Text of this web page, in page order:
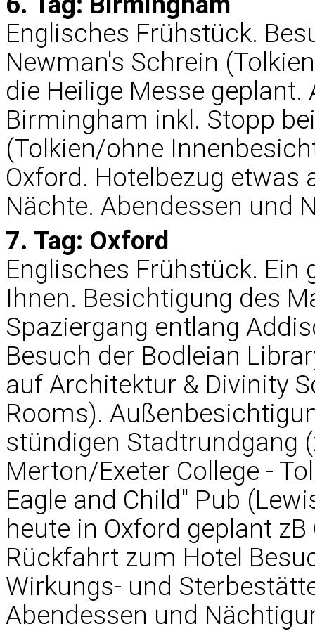
Englisches Frühstück.
Newman's Schrein
die Heilige Messe
Birmingham inkl. Stopp
(Tolkien/ohne
Oxford. Hotelbezug etwas
Nächte. Abendessen und
7. Tag: Oxford
Englisches Frühstück. Ein
Ihnen. Besichtigung des
Spaziergang entlang
Besuch der Bodleian
auf Architektur & Divinity
Rooms).
stündigen Stadtrundgang
Merton/Exeter College -
Eagle and Child" Pub
heute in Oxford geplant
Rückfahrt zum Hotel
Wirkungs- und
Abendessen und